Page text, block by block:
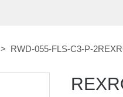
> RWD-055-FLS-C3-P-